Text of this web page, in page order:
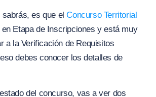
sabrás, es que elConcurso Territorial
Etapa de Inscripciones y está muy
a la Verificación de Requisitos
debes conocer los detalles de
del concurso, vas a ver dos